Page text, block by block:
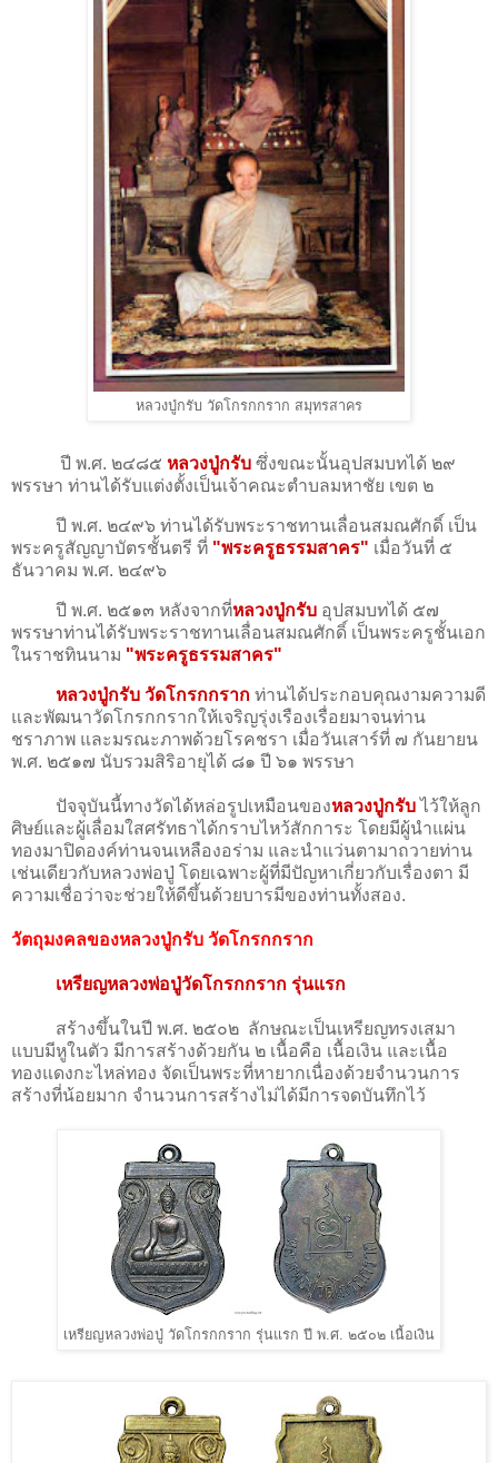
หลวงปู่กรับ วัดโกรกกราก สมุทรสาคร
ปี พ.ศ. ๒๔๘๕ หลวงปู่กรับ ซึ่งขณะนั้นอุปสมบทได้ ๒๙
พรรษา ท่านได้รับแต่งตั้งเป็นเจ้าคณะตำบลมหาชัย เขต ๒
ปี พ.ศ. ๒๔๙๖ ท่านได้รับพระราชทานเลื่อนสมณศักดิ์ เป็น
พระครูสัญญาบัตรชั้นตรี ที่ "พระครูธรรมสาคร" เมื่อวันที่ ๕
ธันวาคม พ.ศ. ๒๔๙๖
ปี พ.ศ. ๒๕๑๓ หลังจากที่หลวงปู่กรับ อุปสมบทได้ ๕๗
พรรษาท่านได้รับพระราชทานเลื่อนสมณศักดิ์ เป็นพระครูชั้นเอก
ในราชทินนาม "พระครูธรรมสาคร"
หลวงปู่กรับ วัดโกรกกราก ท่านได้ประกอบคุณงามความดี
และพัฒนาวัดโกรกกรากให้เจริญรุ่งเรืองเรื่อยมาจนท่าน
ชราภาพ และมรณะภาพด้วยโรคชรา เมื่อวันเสาร์ที่ ๗ กันยายน​
พ.ศ. ๒๕๑๗ นับรวมสิริอายุได้ ๘๑ ปี ๖๑ พรรษา
ปัจจุบันนี้ทางวัดได้หล่อรูปเหมือนของหลวงปู่กรับไว้ให้ลูก
ศิษย์และผู้เลื่อมใสศรัทธาได้กราบไหว้สักการะ โดยมีผู้นำแผ่น
ทองมาปิดองค์ท่านจนเหลืองอร่าม และนำแว่นตามาถวายท่าน
เช่นเดียวกับหลวงพ่อปู่ โดยเฉพาะผู้ที่มีปัญหาเกี่ยวกับเรื่องตา มี
ความเชื่อว่าจะช่วยให้ดีขึ้นด้วยบารมีของท่านทั้งสอง.
วัตถุมงคลของหลวงปู่กรับ วัดโกรกกราก
เหรียญหลวงพ่อปู่วัดโกรกกราก รุ่นแรก
สร้างขึ้นในปี พ.ศ. ๒๕๐๒ ลักษณะเป็นเหรียญทรงเสมา
แบบมีหูในตัว มีการสร้างด้วยกัน ๒ เนื้อคือ เนื้อเงิน และเนื้อ
ทองแดงกะไหล่ทอง จัดเป็นพระที่หายากเนื่องด้วยจำนวนการ
สร้างที่น้อยมาก จำนวนการสร้างไม่ได้มีการจดบันทึกไว้
เหรียญหลวงพ่อปู่ วัดโกรกกราก รุ่นแรก ปี พ.ศ. ๒๕๐๒ เนื้อเงิน